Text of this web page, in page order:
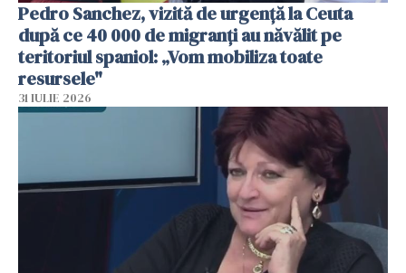
Pedro Sanchez, vizită de urgență la Ceuta
după ce 40 000 de migranți au năvălit pe
teritoriul spaniol: „Vom mobiliza toate
resursele"
31 IULIE 2026